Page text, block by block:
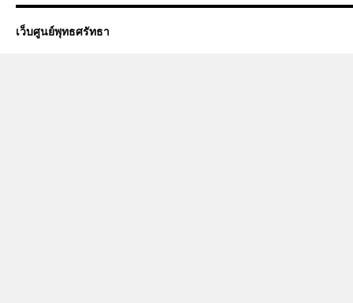
เว็บศูนย์พุทธศรัทธา